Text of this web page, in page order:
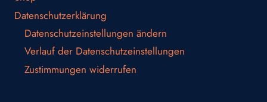
Datenschutzerklärung
Datenschutzeinstellungen ändern
Verlauf der Datenschutzeinstellungen
Zustimmungen widerrufen